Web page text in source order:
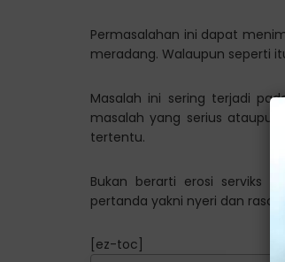
Permasalahan ini dapat
meradang. Walaupun seperti
Masalah ini sering terjadi
masalah yang serius
tertentu.
Bukan berarti erosi serviks
pertanda yakni nyeri dan rasa
[ez-toc]